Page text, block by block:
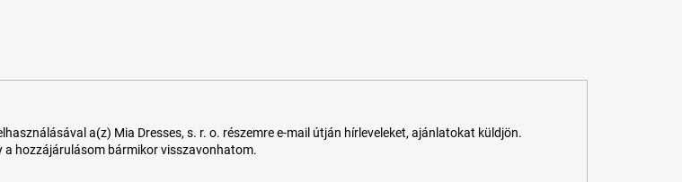
a(z) Mia Dresses, s. r. o. részemre e-mail útján hírleveleket, ajánlatokat küldjön.
a hozzájárulásom bármikor visszavonhatom.